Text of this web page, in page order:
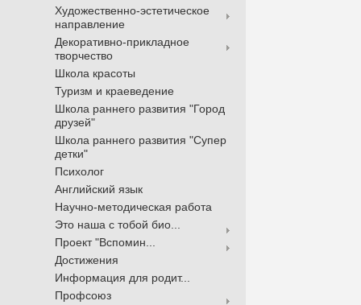
Художественно-эстетическое
направление
Декоративно-прикладное
творчество
Школа красоты
Туризм и краеведение
Школа раннего развития "Город
друзей"
Школа раннего развития "Супер
детки"
Психолог
Английский язык
Научно-методическая работа
Это наша с тобой био...
Проект "Вспомин...
Достижения
Информация для родит...
Профсоюз